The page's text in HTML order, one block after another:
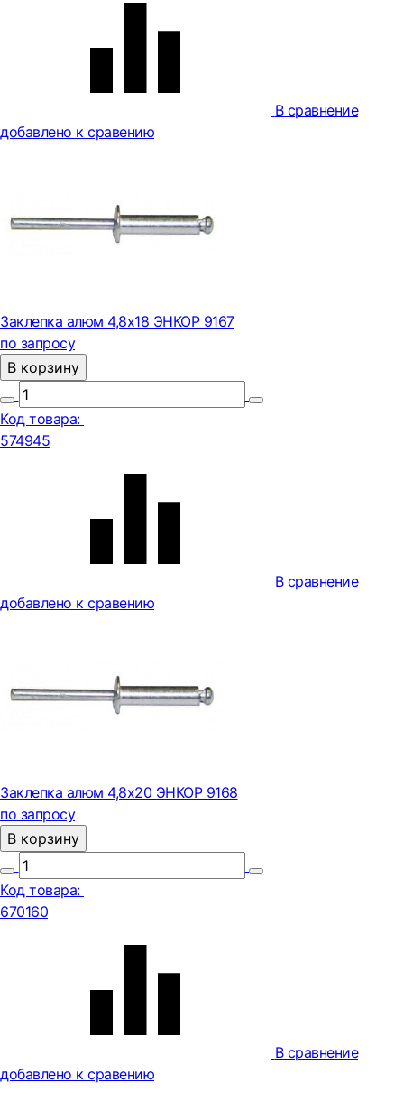
В сравнение
добавлено к сравению
Заклепка алюм 4,8х18 ЭНКОР 9167
по запросу
В корзину
Код товара:
574945
В сравнение
добавлено к сравению
Заклепка алюм 4,8х20 ЭНКОР 9168
по запросу
В корзину
Код товара:
670160
В сравнение
добавлено к сравению